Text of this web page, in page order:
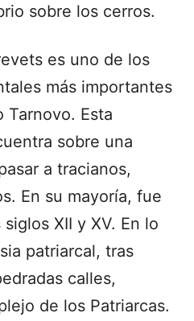
sobre los cerros.
es uno de los
más importantes
Tarnovo. Esta
sobre una
a tracianos,
En su mayoría, fue
XII y XV. En lo
patriarcal, tras
calles,
de los Patriarcas.